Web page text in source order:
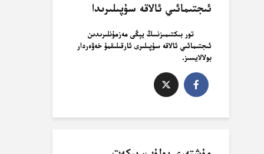
ئىجتىمائىي ئالاقە سۇپىلىرىدا
تور بىكتىمىزنىىڭ يېڭى مەزمۇنلىرىدىن
ئىجتىمائىي ئالاقە سۇپىلىرى ئارقىلىقمۇ خەۋەردار
بولالايسىز.